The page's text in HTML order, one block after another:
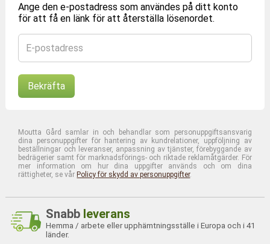
Ange den e-postadress som användes på ditt konto
för att få en länk för att återställa lösenordet.
E-postadress
Bekräfta
Moutta Gård samlar in och behandlar som personuppgiftsansvarig
dina personuppgifter för hantering av kundrelationer, uppföljning av
beställningar och leveranser, anpassning av tjänster, förebyggande av
bedrägerier samt för marknadsförings- och riktade reklamåtgärder. För
mer information om hur dina uppgifter används och om dina
rättigheter, se vår Policy för skydd av personuppgifter.
Snabb leverans
Hemma / arbete eller upphämtningsställe i Europa och i 41
länder.